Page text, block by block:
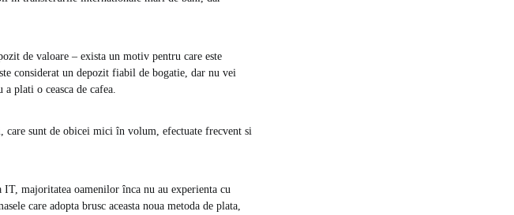
de valoare – exista un motiv pentru care este
considerat un depozit fiabil de bogatie, dar nu vei
a plati o ceasca de cafea.
care sunt de obicei mici în volum, efectuate frecvent si
majoritatea oamenilor înca nu au experienta cu
care adopta brusc aceasta noua metoda de plata,